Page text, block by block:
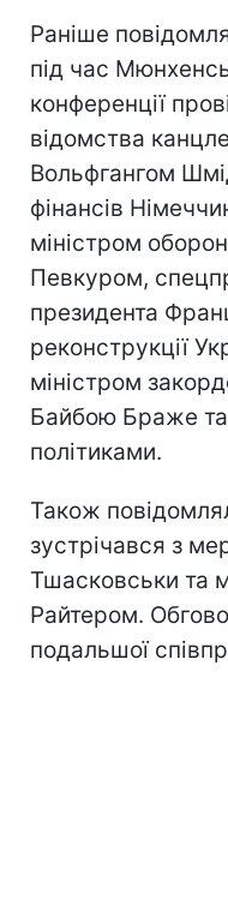
Раніше
під час
конференції
відомства
Вольфгангом
фінансів
міністром
Певкуром,
президента
реконструкції
міністром
Байбою Браже
політиками.
Також
зустрічався з
Тшасковськи та
Райтером.
подальшої